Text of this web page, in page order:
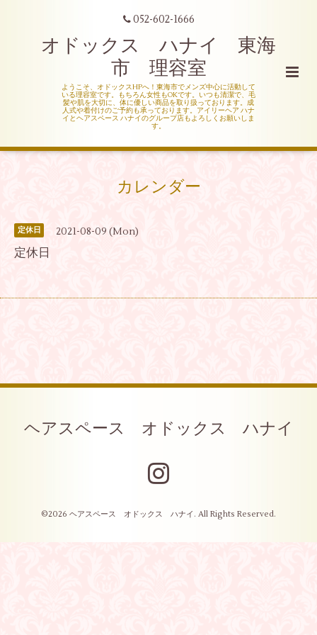
052-602-1666
オドックス ハナイ 東海
市 理容室
ようこそ、オドックスHPへ！東海市でメンズ中心に活動して
いる理容室です。もちろん女性もOKです。いつも清潔で、毛
髪や肌を大切に、体に優しい商品を取り扱っております。成
人式や着付けのご予約も承っております。アイリーヘア ハナ
イとヘアスペース ハナイのグループ店もよろしくお願いしま
す。
カレンダー
定休日 2021-08-09 (Mon)
定休日
ヘアスペース オドックス ハナイ
©2026 ヘアスペース オドックス ハナイ . All Rights Reserved.